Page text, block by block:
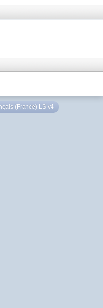
(France) LS v4